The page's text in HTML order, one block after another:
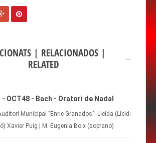
| RELACIONADOS |
RELATED
- OCT48 - Bach - Oratori de Nadal
Municipal "Enric Granados". Lleida (Lleida
Xavier Puig | M. Eugenia Boix (soprano)